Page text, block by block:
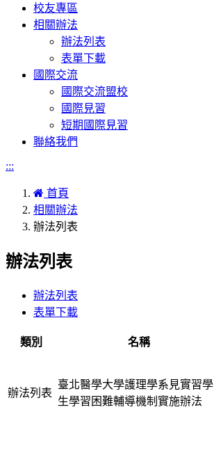
校友專區
相關辦法
辦法列表
表單下載
國際交流
國際交流盟校
國際見習
短期國際見習
聯絡我們
:::
首頁
相關辦法
辦法列表
辦法列表
辦法列表
表單下載
類別 名稱
辦法列表
臺北醫學大學護理學系見實習學
生學習困難輔導機制實施辦法